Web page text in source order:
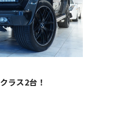
ラス2台！